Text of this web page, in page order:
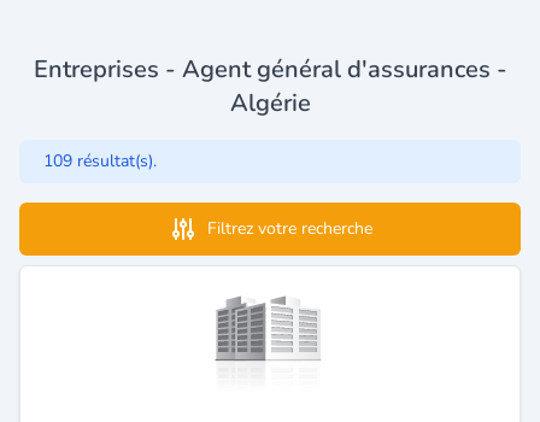
Entreprises - Agent général d'assurances -
Algérie
109 résultat(s).
Filtrez votre recherche